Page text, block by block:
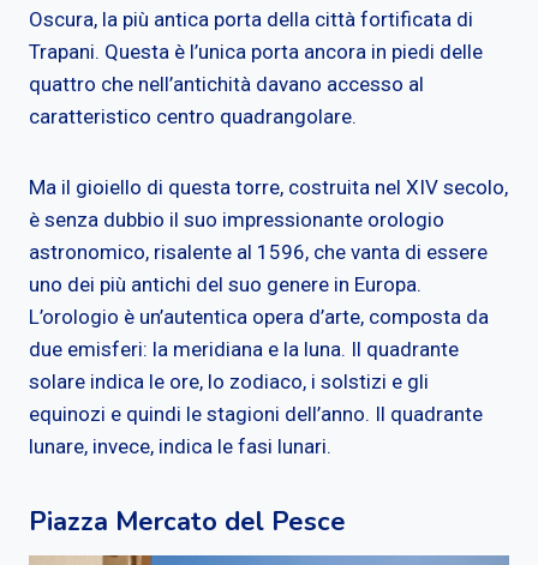
Oscura, la più antica porta della città fortificata di
Trapani. Questa è l’unica porta ancora in piedi delle
quattro che nell’antichità davano accesso al
caratteristico centro quadrangolare.
Ma il gioiello di questa torre, costruita nel XIV secolo,
è senza dubbio il suo impressionante orologio
astronomico, risalente al 1596, che vanta di essere
uno dei più antichi del suo genere in Europa.
L’orologio è un’autentica opera d’arte, composta da
due emisferi: la meridiana e la luna. Il quadrante
solare indica le ore, lo zodiaco, i solstizi e gli
equinozi e quindi le stagioni dell’anno. Il quadrante
lunare, invece, indica le fasi lunari.
Piazza Mercato del Pesce